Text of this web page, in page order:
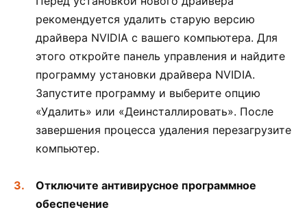
рекомендуется удалить старую версию
драйвера NVIDIA с вашего компьютера. Для
этого откройте панель управления и найдите
программу установки драйвера NVIDIA.
Запустите программу и выберите опцию
«Удалить» или «Деинсталлировать». После
завершения процесса удаления перезагрузите
компьютер.
Отключите антивирусное программное
обеспечение